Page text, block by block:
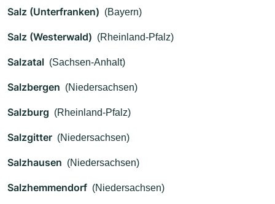
Salz (Unterfranken) (Bayern)
Salz (Westerwald) (Rheinland-Pfalz)
Salzatal (Sachsen-Anhalt)
Salzbergen (Niedersachsen)
Salzburg (Rheinland-Pfalz)
Salzgitter (Niedersachsen)
Salzhausen (Niedersachsen)
Salzhemmendorf (Niedersachsen)